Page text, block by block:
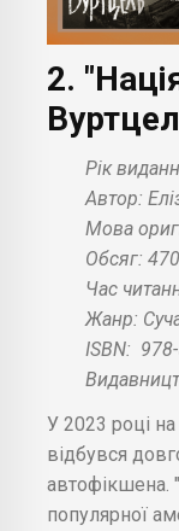
2.
Рік
Автор:
Мова
Обсяг:
Час
Жанр:
ISBN:
У 2023 році
відбувся
автофікшена.
популярної